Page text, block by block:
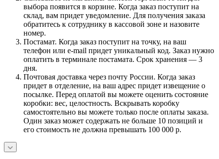
выбора появится в корзине. Когда заказ поступит на
склад, вам придет уведомление. Для получения заказа
обратитесь к сотруднику в кассовой зоне и назовите
номер.
Постамат. Когда заказ поступит на точку, на ваш
телефон или e-mail придет уникальный код. Заказ нужно
оплатить в терминале постамата. Срок хранения — 3
дня.
Почтовая доставка через почту России. Когда заказ
придет в отделение, на ваш адрес придет извещение о
посылке. Перед оплатой вы можете оценить состояние
коробки: вес, целостность. Вскрывать коробку
самостоятельно вы можете только после оплаты заказа.
Один заказ может содержать не больше 10 позиций и
его стоимость не должна превышать 100 000 р.